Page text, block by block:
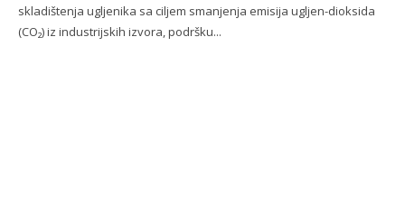
skladištenja ugljenika sa ciljem smanjenja emisija ugljen-dioksida
(CO₂) iz industrijskih izvora, podršku...